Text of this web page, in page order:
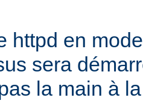
httpd en
sera
la main à